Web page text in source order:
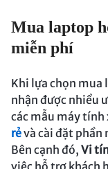
Mua laptop
miễn phí
Khi lựa chọn mua
nhận được nhiều
các mẫu máy tính
rẻvà cài đặt phần
Bên cạnh đó, Vi